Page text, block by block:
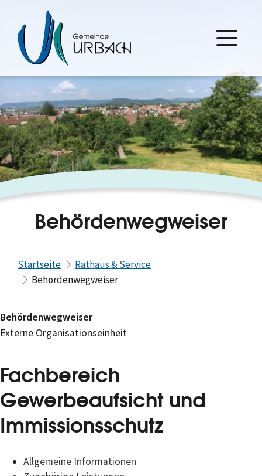
Behördenwegweiser
Startseite
Rathaus & Service
Behördenwegweiser
Behördenwegweiser
Externe Organisationseinheit
Fachbereich
Gewerbeaufsicht und
Immissionsschutz
Allgemeine Informationen